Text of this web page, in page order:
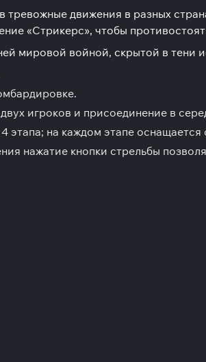
движения в разных
«Стрикерс», чтобы
мировой войной, скрытой в тени
игроков и присоединение в
на каждом этапе
нажатие кнопки стрельбы